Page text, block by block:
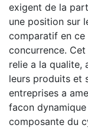
exigent de la
une position sur
comparatif en
concurrence.
relie a la qualite,
leurs produits et
entreprises a
facon
composante du